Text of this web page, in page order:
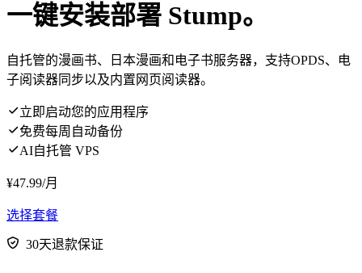
一键安装部署 Stump。
自托管的漫画书、日本漫画和电子书服务器，支持OPDS、电
子阅读器同步以及内置网页阅读器。
立即启动您的应用程序
免费每周自动备份
AI自托管 VPS
¥47.99/月
选择套餐
30天退款保证